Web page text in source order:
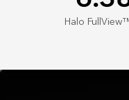
Halo